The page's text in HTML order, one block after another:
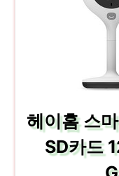
헤이홈 스
SD카드